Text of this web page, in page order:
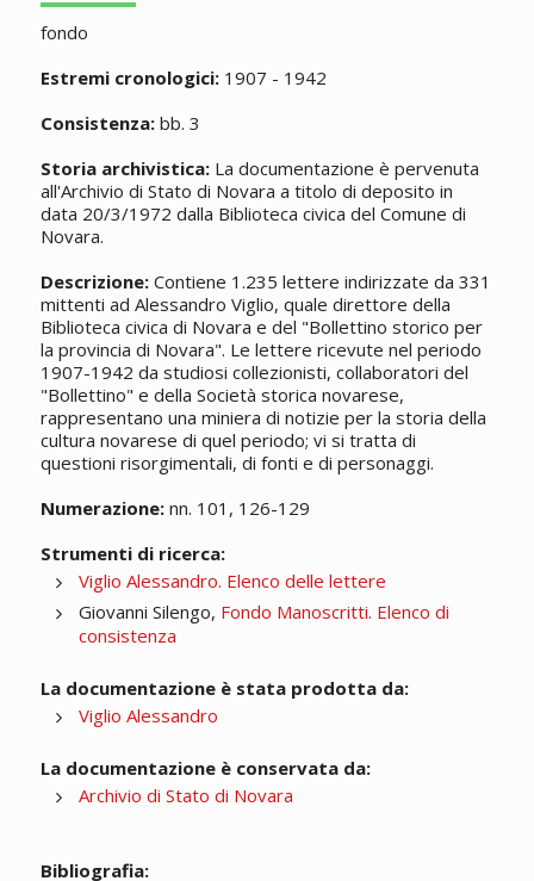
fondo
Estremi cronologici:1907 - 1942
Consistenza:bb. 3
Storia archivistica:La documentazione è pervenuta
all'Archivio di Stato di Novara a titolo di deposito in
data 20/3/1972 dalla Biblioteca civica del Comune di
Novara.
Descrizione:Contiene 1.235 lettere indirizzate da 331
mittenti ad Alessandro Viglio, quale direttore della
Biblioteca civica di Novara e del "Bollettino storico per
la provincia di Novara". Le lettere ricevute nel periodo
1907-1942 da studiosi collezionisti, collaboratori del
"Bollettino" e della Società storica novarese,
rappresentano una miniera di notizie per la storia della
cultura novarese di quel periodo; vi si tratta di
questioni risorgimentali, di fonti e di personaggi.
Numerazione:nn. 101, 126-129
Strumenti di ricerca:
Viglio Alessandro. Elenco delle lettere
Giovanni Silengo, Fondo Manoscritti. Elenco di
consistenza
La documentazione è stata prodotta da:
Viglio Alessandro
La documentazione è conservata da:
Archivio di Stato di Novara
Bibliografia: